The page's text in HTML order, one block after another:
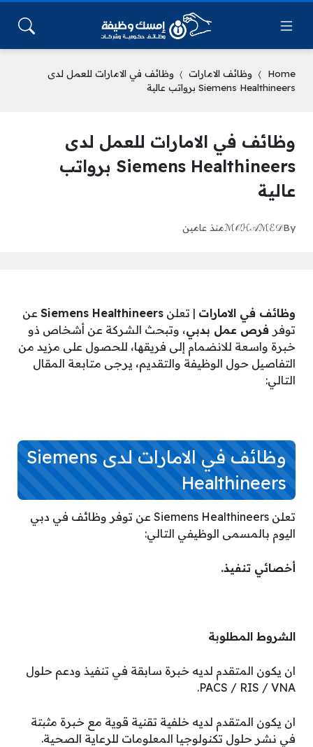
Home وظائف الامارات
وظائف في الامارات للعمل لدى
Siemens Healthineers برواتب عالية
وظائف في الامارات للعمل لدى
Siemens Healthineers برواتب
عالية
By
ℳ𝒪ℋ𝒜ℳℰ𝒟منذ عامين
وظائف في الامارات | تعلن Siemens Healthineers عن
توفر فرص عمل بدبي، وتبحث الشركة عن أشخاص ذو
خبرة واسعة للانضمام إلى فريقها، للحصول على مزيد من
التفاصيل حول الوظيفة والتقديم، يرجى متابعة المقال
التالي:
وظائف في الامارات لدى Siemens
Healthineers
تعلن Siemens Healthineers عن توفر وظائف في دبي
اليوم بالمسمى الوظيفي التالي:
أخصائي تنفيذ.
الشروط المطلوبة
ان يكون المتقدم لديه خبرة سابقة في تنفيذ ودعم حلول
PACS / RIS / VNA.
ان يكون المتقدم لديه خلفية تقنية قوية مع خبرة مثبتة
في نشر حلول تكنولوجيا المعلومات للرعاية الصحية‏.